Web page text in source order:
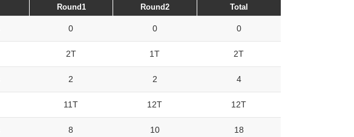
Round1 Round2 Total
0 0 0
2T 1T 2T
2 2 4
11T 12T 12T
8 10 18